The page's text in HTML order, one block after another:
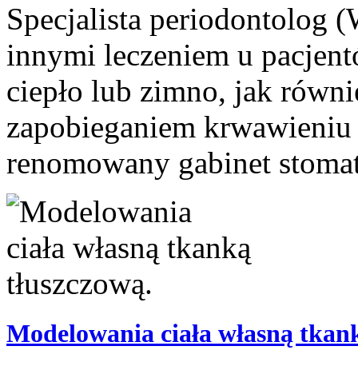
Specjalista periodontolog
innymi leczeniem u
ciepło lub zimno, jak
zapobieganiem
renomowany gabinet
Modelowania ciała własną